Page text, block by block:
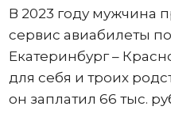
В 2023 году мужчина
сервис авиабилеты
Екатеринбург –
для себя и троих
он заплатил 66 тыс.